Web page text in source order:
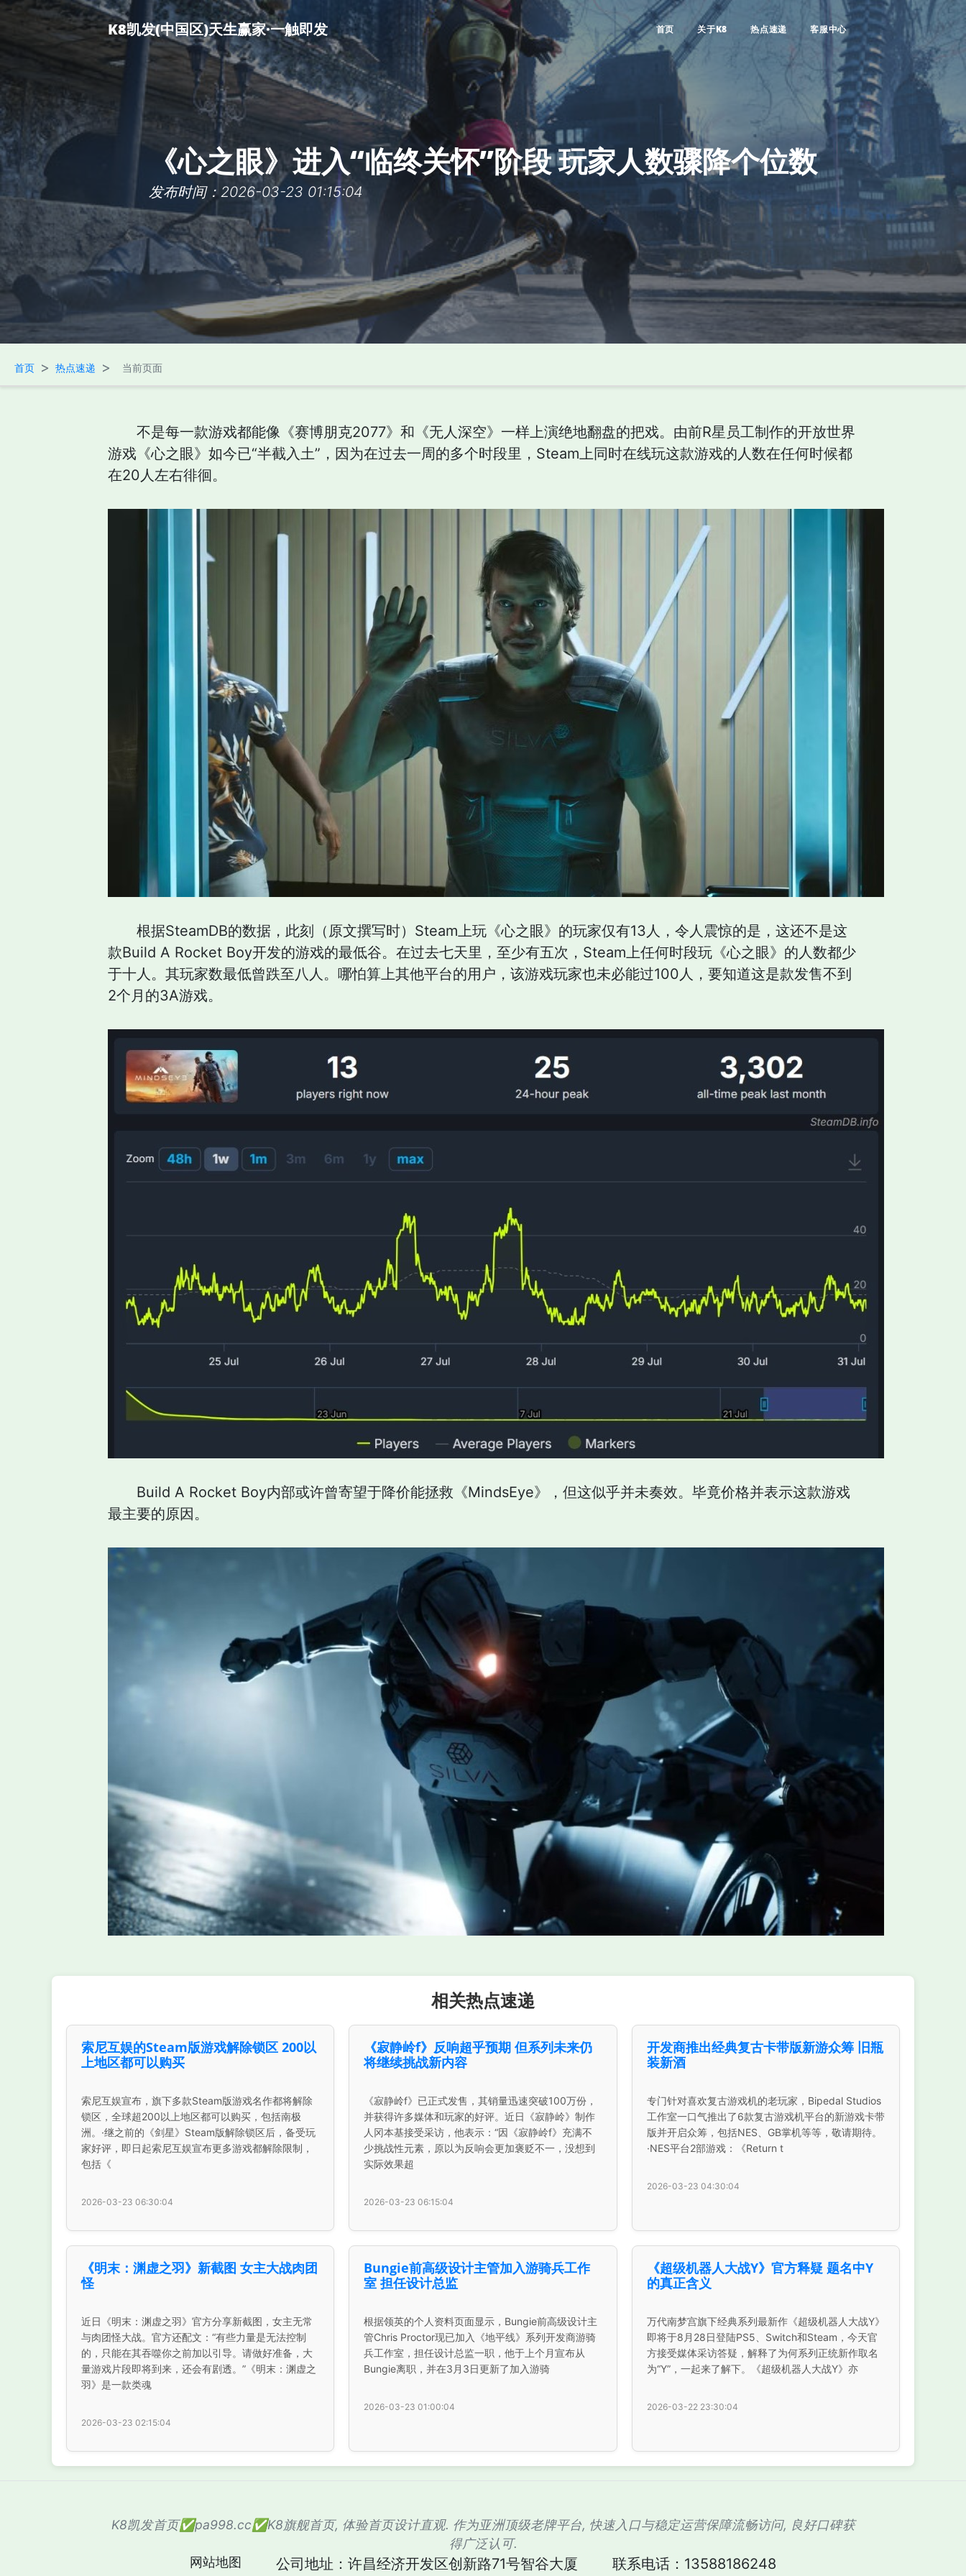
K8凯发(中国区)天生赢家·一触即发 首页 关于K8 热点速递 客服中心
《心之眼》进入“临终关怀”阶段 玩家人数骤降个位数
发布时间：2026-03-23 01:15:04
首页 > 热点速递 > 当前页面
不是每一款游戏都能像《赛博朋克2077》和《无人深空》一样上演绝地翻盘的把戏。由前R星员工制作的开放世界
游戏《心之眼》如今已“半截入土”，因为在过去一周的多个时段里，Steam上同时在线玩这款游戏的人数在任何时候都
在20人左右徘徊。
根据SteamDB的数据，此刻（原文撰写时）Steam上玩《心之眼》的玩家仅有13人，令人震惊的是，这还不是这
款Build A Rocket Boy开发的游戏的最低谷。在过去七天里，至少有五次，Steam上任何时段玩《心之眼》的人数都少
于十人。其玩家数最低曾跌至八人。哪怕算上其他平台的用户，该游戏玩家也未必能过100人，要知道这是款发售不到
2个月的3A游戏。
Build A Rocket Boy内部或许曾寄望于降价能拯救《MindsEye》，但这似乎并未奏效。毕竟价格并表示这款游戏
最主要的原因。
相关热点速递
索尼互娱的Steam版游戏解除锁区 200以
上地区都可以购买
索尼互娱宣布，旗下多款Steam版游戏名作都将解除
锁区，全球超200以上地区都可以购买，包括南极
洲。·继之前的《剑星》Steam版解除锁区后，备受玩
家好评，即日起索尼互娱宣布更多游戏都解除限制，
包括《
2026-03-23 06:30:04
《寂静岭f》反响超乎预期 但系列未来仍
将继续挑战新内容
《寂静岭f》已正式发售，其销量迅速突破100万份，
并获得许多媒体和玩家的好评。近日《寂静岭》制作
人冈本基接受采访，他表示：“因《寂静岭f》充满不
少挑战性元素，原以为反响会更加褒贬不一，没想到
实际效果超
2026-03-23 06:15:04
开发商推出经典复古卡带版新游众筹 旧瓶
装新酒
专门针对喜欢复古游戏机的老玩家，Bipedal Studios
工作室一口气推出了6款复古游戏机平台的新游戏卡带
版并开启众筹，包括NES、GB掌机等等，敬请期待。
·NES平台2部游戏：《Return t
2026-03-23 04:30:04
《明末：渊虚之羽》新截图 女主大战肉团
怪
近日《明末：渊虚之羽》官方分享新截图，女主无常
与肉团怪大战。官方还配文：“有些力量是无法控制
的，只能在其吞噬你之前加以引导。请做好准备，大
量游戏片段即将到来，还会有剧透。”《明末：渊虚之
羽》是一款类魂
2026-03-23 02:15:04
Bungie前高级设计主管加入游骑兵工作
室 担任设计总监
根据领英的个人资料页面显示，Bungie前高级设计主
管Chris Proctor现已加入《地平线》系列开发商游骑
兵工作室，担任设计总监一职，他于上个月宣布从
Bungie离职，并在3月3日更新了加入游骑
2026-03-23 01:00:04
《超级机器人大战Y》官方释疑 题名中Y
的真正含义
万代南梦宫旗下经典系列最新作《超级机器人大战Y》
即将于8月28日登陆PS5、Switch和Steam，今天官
方接受媒体采访答疑，解释了为何系列正统新作取名
为“Y”，一起来了解下。《超级机器人大战Y》亦
2026-03-22 23:30:04
K8凯发首页✅pa998.cc✅K8旗舰首页, 体验首页设计直观. 作为亚洲顶级老牌平台, 快速入口与稳定运营保障流畅访问, 良好口碑获
得广泛认可.
网站地图
公司地址：许昌经济开发区创新路71号智谷大厦 联系电话：13588186248